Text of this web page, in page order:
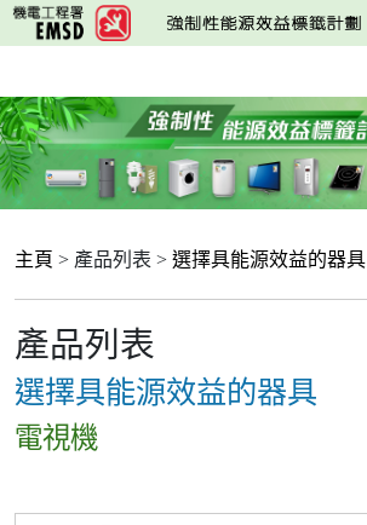
跳
至
要
內
容
主頁 > 產品列表 > 選擇具能源效益的器具
產品列表
選擇具能源效益的器具
電視機